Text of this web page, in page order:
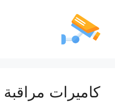
كاميرات مراقبة